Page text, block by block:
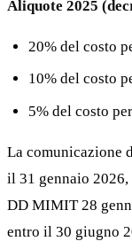
Aliquote 2025
20% del costo
10% del costo
5% del costo
La comunicazione
il 31 gennaio 2026,
DD MIMIT 28
entro il 30 giugno